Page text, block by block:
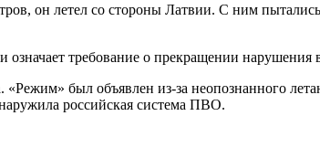
он летел со стороны Латвии. С ним
требование о прекращении нарушения
был объявлен из-за неопознанного
российская система ПВО.